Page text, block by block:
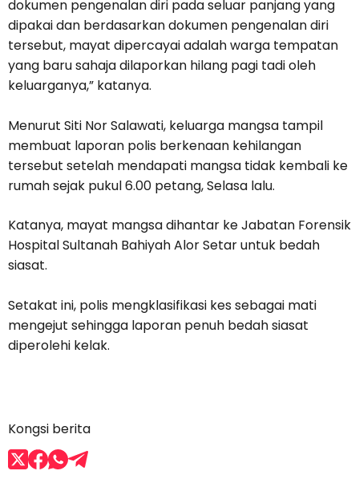
dokumen pengenalan diri pada seluar panjang yang
dipakai dan berdasarkan dokumen pengenalan diri
tersebut, mayat dipercayai adalah warga tempatan
yang baru sahaja dilaporkan hilang pagi tadi oleh
keluarganya,” katanya.
Menurut Siti Nor Salawati, keluarga mangsa tampil
membuat laporan polis berkenaan kehilangan
tersebut setelah mendapati mangsa tidak kembali ke
rumah sejak pukul 6.00 petang, Selasa lalu.
Katanya, mayat mangsa dihantar ke Jabatan Forensik
Hospital Sultanah Bahiyah Alor Setar untuk bedah
siasat.
Setakat ini, polis mengklasifikasi kes sebagai mati
mengejut sehingga laporan penuh bedah siasat
diperolehi kelak.
Kongsi berita